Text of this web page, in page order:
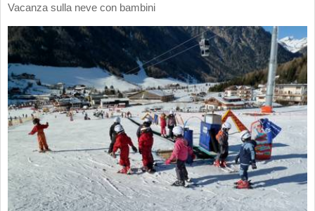
Vacanza sulla neve con bambini